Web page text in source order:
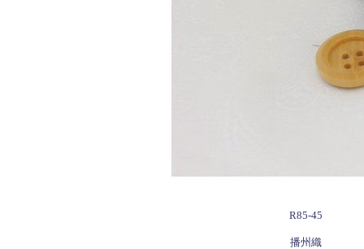
R85-45
播州織